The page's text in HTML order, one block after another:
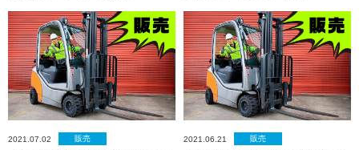
2021.07.02 販売 2021.06.21 販売